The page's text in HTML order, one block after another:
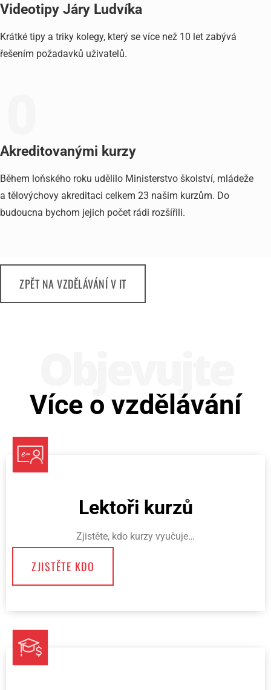
Videotipy Járy Ludvíka
Krátké tipy a triky kolegy, který se více než 10 let zabývá
řešením požadavků uživatelů.
Akreditovanými kurzy
Během loňského roku udělilo Ministerstvo školství, mládeže
a tělovýchovy akreditaci celkem 23 našim kurzům. Do
budoucna bychom jejich počet rádi rozšířili.
ZPĚT NA VZDĚLÁVÁNÍ V IT
Více o vzdělávání
Lektoři kurzů
Zjistěte, kdo kurzy vyučuje…
ZJISTĚTE KDO